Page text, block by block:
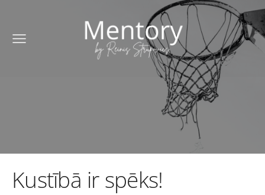
Kustībā ir spēks!